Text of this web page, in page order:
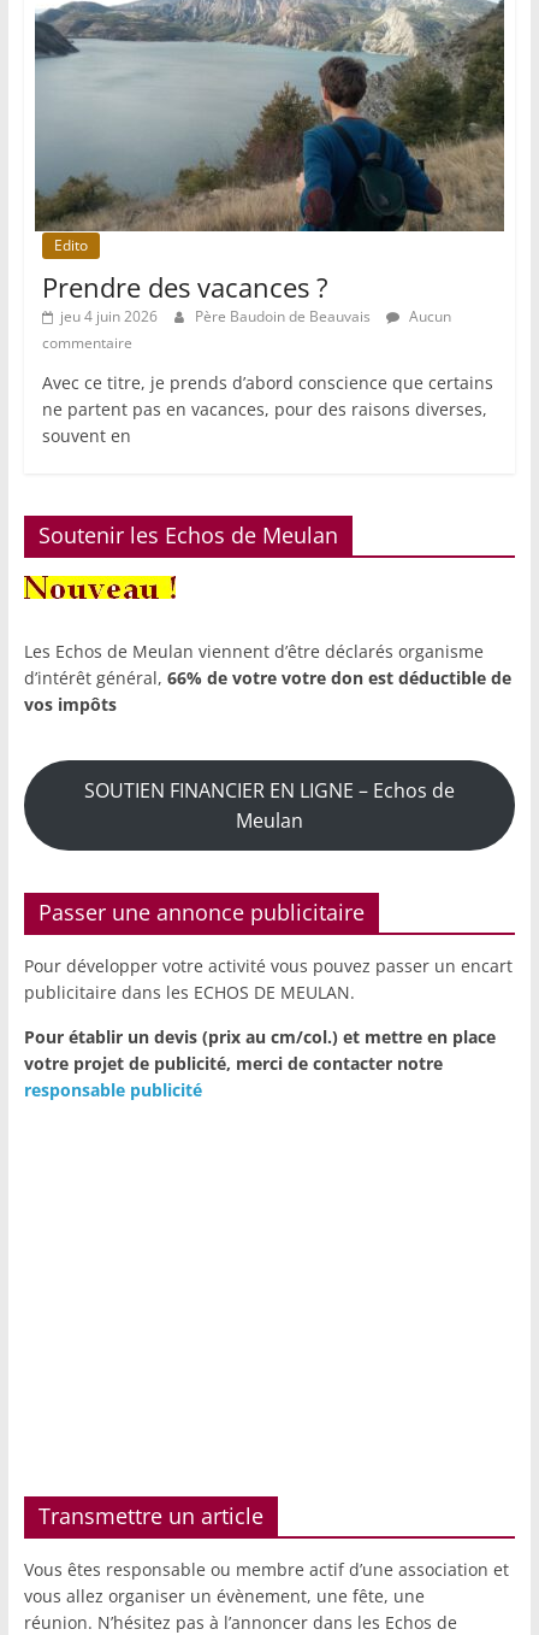
Edito
Prendre des vacances ?
jeu 4 juin 2026 Père Baudoin de Beauvais
Aucun
commentaire
Avec ce titre, je prends d’abord conscience que certains
ne partent pas en vacances, pour des raisons diverses,
souvent en
Soutenir les Echos de Meulan
Les Echos de Meulan viennent d’être déclarés organisme
d’intérêt général, 66% de votre votre don est déductible de
vos impôts
SOUTIEN FINANCIER EN LIGNE – Echos de
Meulan
Passer une annonce publicitaire
Pour développer votre activité vous pouvez passer un encart
publicitaire dans les ECHOS DE MEULAN.
Pour établir un devis (prix au cm/col.) et mettre en place
votre projet de publicité, merci de contacter notre
responsable publicité
Transmettre un article
Vous êtes responsable ou membre actif d’une association et
vous allez organiser un évènement, une fête, une
réunion. N’hésitez pas à l’annoncer dans les Echos de